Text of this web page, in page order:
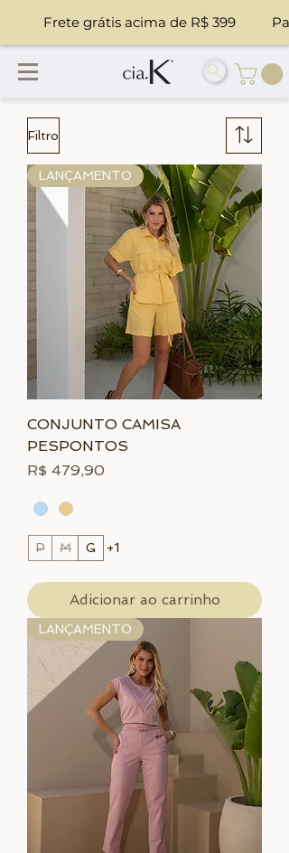
Frete grátis acima de R$ 399
Filtro
LANÇAMENTO
CONJUNTO CAMISA
PESPONTOS
Preço
R$ 479,90
P M G +1
Adicionar ao carrinho
LANÇAMENTO